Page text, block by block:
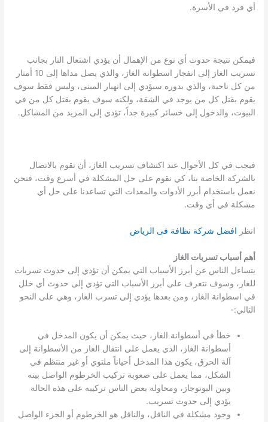
أي فرد في الأسرة.
فيمكن نتيجة حدوث أي نوع من الإهمال أن يؤدي اشتعال النار بجانب
تسريب الغاز إلى انفجار اسطوانة الغاز، والذي يصل مداها إلى 10 أمتار
من كل ناحية، والذي بدوره سيؤدي إلى انهيار المبنى، وليس فقط سوف
يقوم بقتل كل من يوجد في الشقة، ولكنه سوف يقوم بقتل كل من في
البيوت، والدخول إلى خسائر كبيرة جداً، تؤدي إلى المزيد من المشاكل.
فيجب في كل الأحوال عند اكتشاف تسريب الغاز، أن تقوم بالاتصال
بالشركة الخاصة بنا، كي نقوم على حل المشكلة في أسرع وقت، فنحن
نعمل باستخدام أبرز الأدوات والمعدات التي تساعدنا على حل أي
مشكلة في أي وقت.
انظر افضل شركة نظافة فى الرياض
أهم أسباب تسربات الغاز
يتساءل الناس عن أبرز الأسباب التي يمكن أن تؤدي إلى حدوث تسربات
للغاز، وسوف نتعرف على أبرز الأسباب التي تؤدي إلى حدوث أي خلل
في اسطوانة الغاز، ومن بعدها يؤدي إلى تسرب الغاز، وهي على النحو
التالي:-
خطأ في أسطوانة الغاز، حيث يمكن أن يكون المدخل في
أسطوانة الغاز، الذي يعمل على انتقال الغاز من الأسطوانة إلى
آلة الحرق، يكون هذا المدخل أحياناً ملتوي أو غير منتظم في
الشكل، مما يعمل على صعوبة تركيب الخرطوم الواصل بينه
وبين البوتوجاز، ومحاولة بعض الناس تركيبه على هذه الحالة
يؤدي إلى حدوث تسريب.
وجود مشكلة في الناقل، والناقل هو الخرطوم أو الجزء الواصل